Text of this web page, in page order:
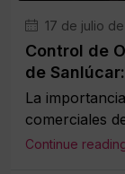
17 de julio
Control de
de
La
comerciales
Continue